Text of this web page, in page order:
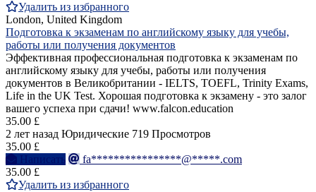
Удалить из избранного
London, United Kingdom
Подготовка к экзаменам по английскому языку для учебы,
работы или получения документов
Эффективная профессиональная подготовка к экзаменам по
английскому языку для учебы, работы или получения
документов в Великобритании - IELTS, TOEFL, Trinity Exams,
Life in the UK Test. Хорошая подготовка к экзамену - это залог
вашего успеха при сдачи! www.falcon.education
35.00 £
2 лет назад Юридические 719 Просмотров
35.00 £
Написать
fa****************@*****.com
35.00 £
Удалить из избранного